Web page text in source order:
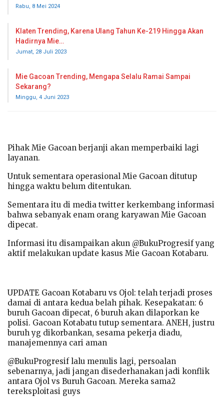
Rabu, 8 Mei 2024
Klaten Trending, Karena Ulang Tahun Ke-219 Hingga Akan
Hadirnya Mie…
Jumat, 28 Juli 2023
Mie Gacoan Trending, Mengapa Selalu Ramai Sampai
Sekarang?
Minggu, 4 Juni 2023
Pihak Mie Gacoan berjanji akan memperbaiki lagi
layanan.
Untuk sementara operasional Mie Gacoan ditutup
hingga waktu belum ditentukan.
Sementara itu di media twitter kerkembang informasi
bahwa sebanyak enam orang karyawan Mie Gacoan
dipecat.
Informasi itu disampaikan akun @BukuProgresif yang
aktif melakukan update kasus Mie Gacoan Kotabaru.
UPDATE Gacoan Kotabaru vs Ojol: telah terjadi proses
damai di antara kedua belah pihak. Kesepakatan: 6
buruh Gacoan dipecat, 6 buruh akan dilaporkan ke
polisi. Gacoan Kotabatu tutup sementara. ANEH, justru
buruh yg dikorbankan, sesama pekerja diadu,
manajemennya cari aman
@BukuProgresif lalu menulis lagi, persoalan
sebenarnya, jadi jangan disederhanakan jadi konflik
antara Ojol vs Buruh Gacoan. Mereka sama2
tereksploitasi guys